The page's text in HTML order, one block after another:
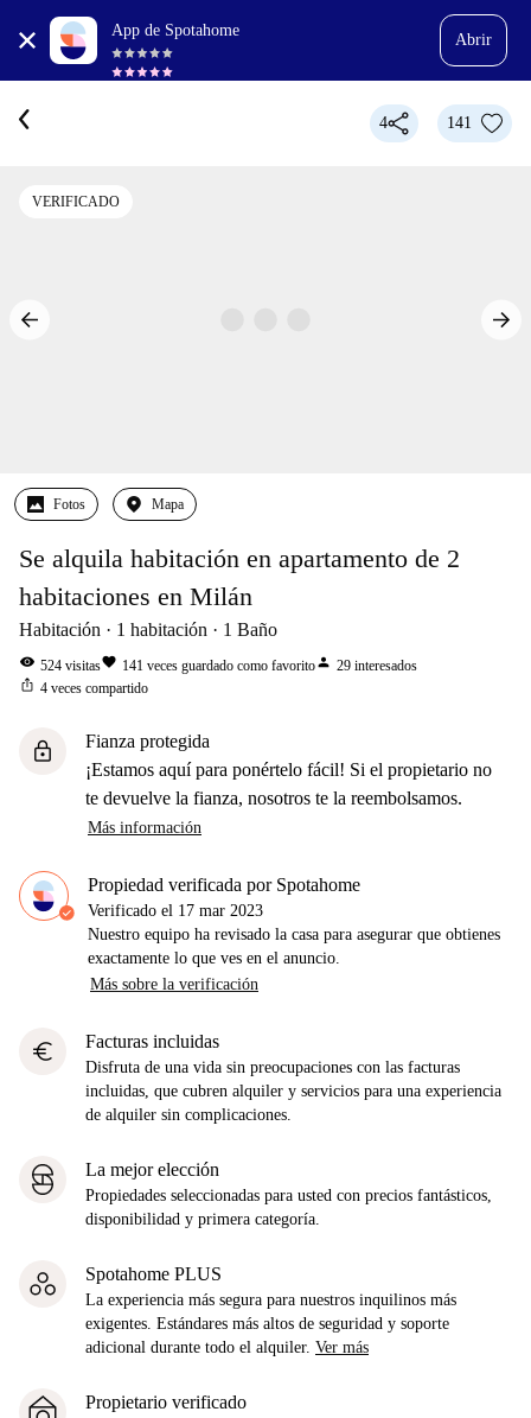
App de Spotahome
Abrir
4 141
VERIFICADO
Fotos Mapa
Se alquila habitación en apartamento de 2
habitaciones en Milán
Habitación 1 habitación 1 Baño
visibility 524 visitasfavorite 141 veces guardado como favoritoperson 29 interesados
ios_share 4 veces compartido
lock
Fianza protegida
¡Estamos aquí para ponértelo fácil! Si el propietario no
te devuelve la fianza, nosotros te la reembolsamos.
Más información
Propiedad verificada por Spotahome
Verificado el 17 mar 2023
Nuestro equipo ha revisado la casa para asegurar que obtienes
exactamente lo que ves en el anuncio.
Más sobre la verificación
euro Facturas incluidas
Disfruta de una vida sin preocupaciones con las facturas
incluidas, que cubren alquiler y servicios para una experiencia
de alquiler sin complicaciones.
La mejor elección
Propiedades seleccionadas para usted con precios fantásticos,
disponibilidad y primera categoría.
Spotahome PLUS
La experiencia más segura para nuestros inquilinos más
exigentes. Estándares más altos de seguridad y soporte
adicional durante todo el alquiler. Ver más
Propietario verificado